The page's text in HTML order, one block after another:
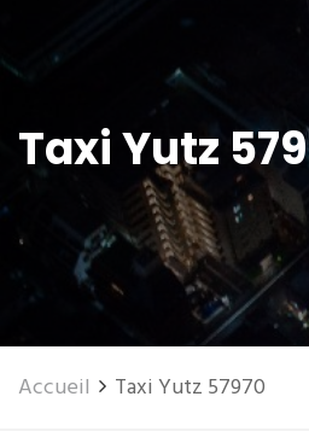
Taxi Yutz
Accueil Taxi Yutz 57970